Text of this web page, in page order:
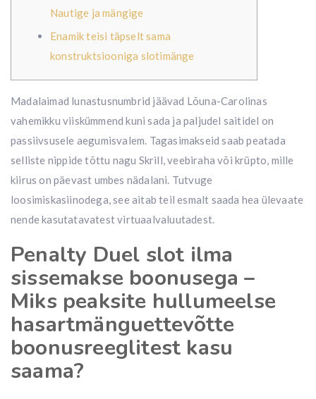
Nautige ja mängige
Enamik teisi täpselt sama
konstruktsiooniga slotimänge
Madalaimad lunastusnumbrid jäävad Lõuna-Carolinas
vahemikku viiskümmend kuni sada ja paljudel saitidel on
passiivsusele aegumisvalem. Tagasimakseid saab peatada
selliste nippide tõttu nagu Skrill, veebiraha või krüpto, mille
kiirus on päevast umbes nädalani. Tutvuge
loosimiskasiinodega, see aitab teil esmalt saada hea ülevaate
nende kasutatavatest virtuaalvaluutadest.
Penalty Duel slot ilma
sissemakse boonusega –
Miks peaksite hullumeelse
hasartmänguettevõtte
boonusreeglitest kasu
saama?